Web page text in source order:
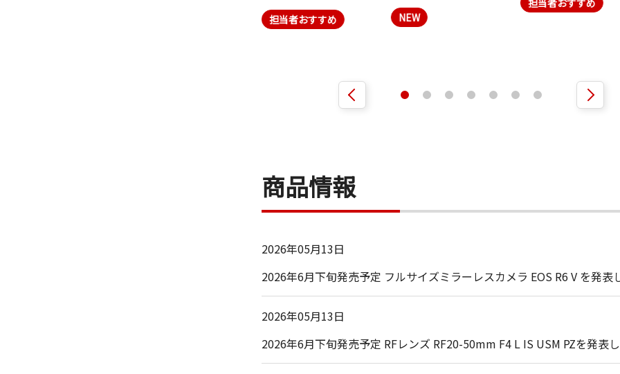
担当者おすすめ NEW
担当者おすすめ
商品情報
2026年05月13日
2026年6月下旬発売予定 フルサイズミラーレスカメラ EOS R6 V を発表
2026年05月13日
2026年6月下旬発売予定 RFレンズ RF20-50mm F4 L IS USM PZを発表